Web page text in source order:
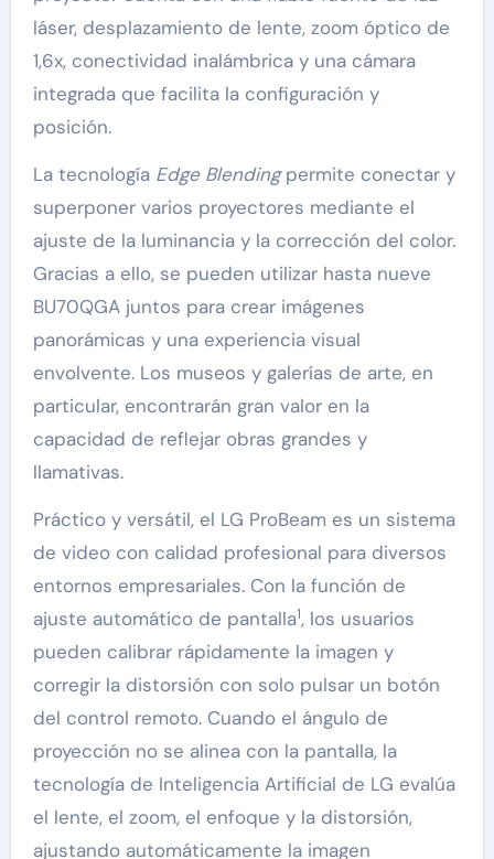
láser, desplazamiento de lente, zoom óptico de
1,6x, conectividad inalámbrica y una cámara
integrada que facilita la configuración y
posición.
La tecnología Edge Blendingpermite conectar y
superponer varios proyectores mediante el
ajuste de la luminancia y la corrección del color.
Gracias a ello, se pueden utilizar hasta nueve
BU70QGA juntos para crear imágenes
panorámicas y una experiencia visual
envolvente. Los museos y galerías de arte, en
particular, encontrarán gran valor en la
capacidad de reflejar obras grandes y
llamativas.
Práctico y versátil, el LG ProBeam es un sistema
de video con calidad profesional para diversos
entornos empresariales. Con la función de
ajuste automático de pantalla1, los usuarios
pueden calibrar rápidamente la imagen y
corregir la distorsión con solo pulsar un botón
del control remoto. Cuando el ángulo de
proyección no se alinea con la pantalla, la
tecnología de Inteligencia Artificial de LG evalúa
el lente, el zoom, el enfoque y la distorsión,
ajustando automáticamente la imagen